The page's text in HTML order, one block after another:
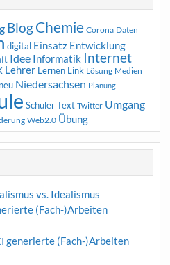
BlogChemie Corona Daten
digital Einsatz Entwicklung
Idee Informatik Internet
Lehrer Lernen Link Lösung Medien
neu Niedersachsen Planung
Schüler Text Twitter Umgang
Web2.0 Übung
vs. Idealismus
(Fach-)Arbeiten
generierte (Fach-)Arbeiten